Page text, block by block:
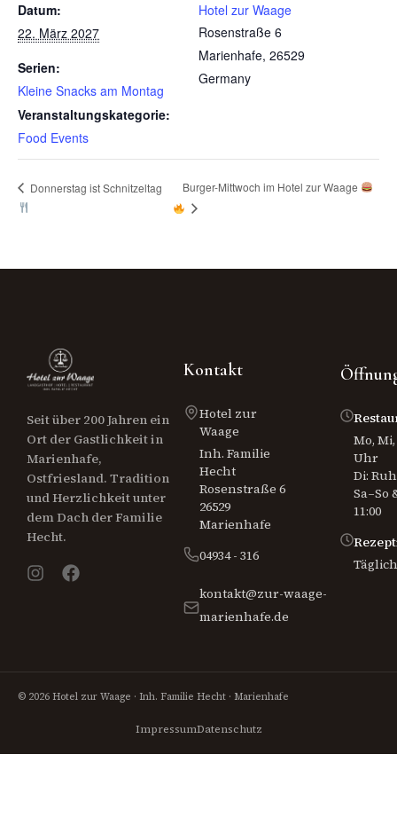
Datum:
22. März 2027
Serien:
Kleine Snacks am Montag
Veranstaltungskategorie:
Food Events
Hotel zur Waage
Rosenstraße 6
Marienhafe, 26529
Germany
Donnerstag ist Schnitzeltag Burger-Mittwoch im Hotel zur Waage
Seit über 200 Jahren ein
Ort der Gastlichkeit in
Marienhafe,
Ostfriesland. Tradition
und Herzlichkeit unter
dem Dach der Familie
Hecht.
Kontakt
Hotel zur
Waage
Inh. Familie
Hecht
Rosenstraße 6
26529
Marienhafe
04934 - 316
kontakt@zur-waage-
marienhafe.de
Mo, Mi,
Uhr
Di:
Sa–So
11:00
© 2026 Hotel zur Waage · Inh. Familie Hecht · Marienhafe
ImpressumDatenschutz